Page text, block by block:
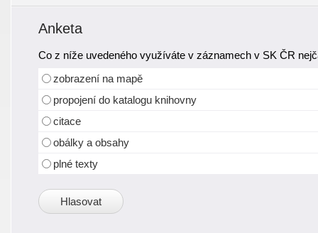
Anketa
Co z níže uvedeného využíváte v záznamech v SK ČR
zobrazení na mapě
propojení do katalogu knihovny
citace
obálky a obsahy
plné texty